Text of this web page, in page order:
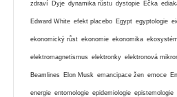
zdraví Dyje dynamika růstu dystopie Éčka
Edward White efekt placebo Egypt egyptologie
ekonomický růst ekonomie ekonomika ekosystém
elektromagnetismus elektronky elektronová
Beamlines Elon Musk emancipace žen emoce
energie entomologie epidemiologie epistemologie